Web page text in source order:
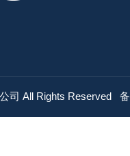
司 All Rights Reserved